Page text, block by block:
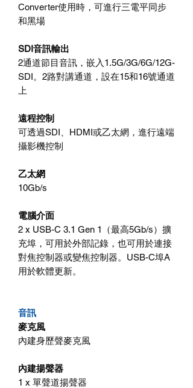
Converter使用時，可進行三電平同步
和黑場
SDI音訊輸出
2通道節目音訊，嵌入1.5G/3G/6G/12G-
SDI。2路對講通道，設在15和16號通道
上
遠程控制
可透過SDI、HDMI或乙太網，進行遠端
攝影機控制
乙太網
10Gb/s
電腦介面
2 x USB-C 3.1 Gen 1（最高5Gb/s）擴
充埠，可用於外部記錄，也可用於連接
對焦控制器或變焦控制器。USB-C埠A
用於軟體更新。
音訊
麥克風
內建身歷聲麥克風
內建揚聲器
1 x 單聲道揚聲器